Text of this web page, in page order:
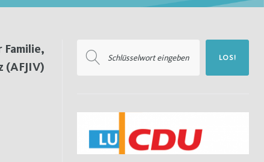
(AFJIV)
nach:
LOS!